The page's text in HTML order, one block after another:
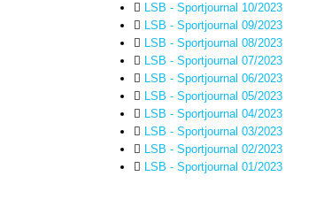
LSB - Sportjournal 10/2023
LSB - Sportjournal 09/2023
LSB - Sportjournal 08/2023
LSB - Sportjournal 07/2023
LSB - Sportjournal 06/2023
LSB - Sportjournal 05/2023
LSB - Sportjournal 04/2023
LSB - Sportjournal 03/2023
LSB - Sportjournal 02/2023
LSB - Sportjournal 01/2023